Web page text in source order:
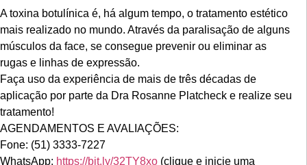
A toxina botulínica é, há algum tempo, o tratamento estético
mais realizado no mundo. Através da paralisação de alguns
músculos da face, se consegue prevenir ou eliminar as
rugas e linhas de expressão.
Faça uso da experiência de mais de três décadas de
aplicação por parte da Dra Rosanne Platcheck e realize seu
tratamento!
AGENDAMENTOS E AVALIAÇÕES:
Fone: (51) 3333-7227
WhatsApp: https://bit.ly/32TY8xo (clique e inicie uma